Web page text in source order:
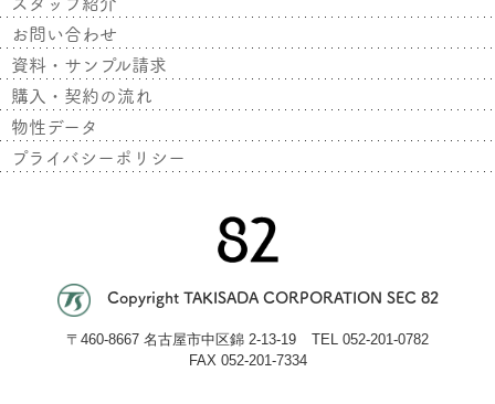
お問い合わせ
資料・サンプル請求
購入・契約の流れ
物性データ
プライバシーポリシー
Copyright TAKISADA CORPORATION SEC 82
〒 460-8667 名古屋市中区錦 2-13-19 TEL 052-201-0782
FAX 052-201-7334